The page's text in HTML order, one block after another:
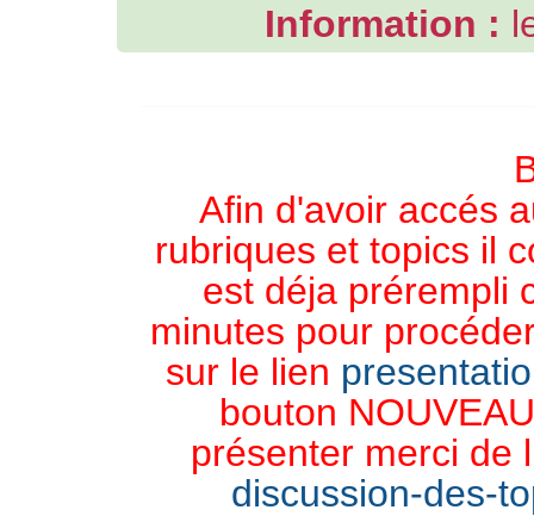
Information :
Afin d'avoir accés
rubriques et topics il
est déja prérempli
minutes pour
sur le lien
bouton
présenter merci de
discussion-des-